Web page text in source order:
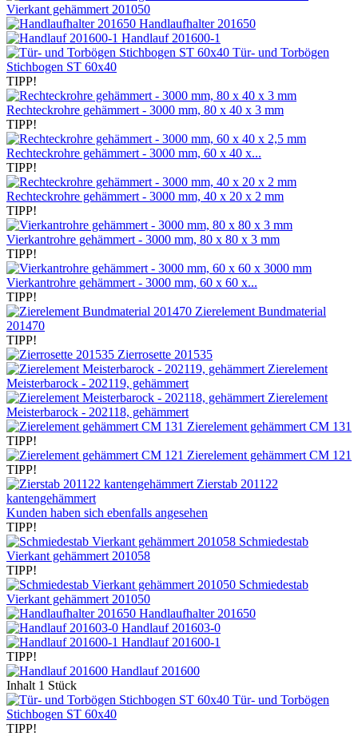
Vierkant gehämmert 201050
Handlaufhalter 201650
Handlauf 201600-1
Tür- und Torbögen
Stichbogen ST 60x40
TIPP!
Rechteckrohre gehämmert - 3000 mm, 80 x 40 x 3 mm
TIPP!
Rechteckrohre gehämmert - 3000 mm, 60 x 40 x...
TIPP!
Rechteckrohre gehämmert - 3000 mm, 40 x 20 x 2 mm
TIPP!
Vierkantrohre gehämmert - 3000 mm, 80 x 80 x 3 mm
TIPP!
Vierkantrohre gehämmert - 3000 mm, 60 x 60 x...
TIPP!
Zierelement Bundmaterial
201470
TIPP!
Zierrosette 201535
Zierelement
Meisterbarock - 202119, gehämmert
Zierelement
Meisterbarock - 202118, gehämmert
Zierelement gehämmert CM 131
TIPP!
Zierelement gehämmert CM 121
TIPP!
Zierstab 201122
kantengehämmert
Kunden haben sich ebenfalls angesehen
TIPP!
Schmiedestab
Vierkant gehämmert 201058
TIPP!
Schmiedestab
Vierkant gehämmert 201050
Handlaufhalter 201650
Handlauf 201603-0
Handlauf 201600-1
TIPP!
Handlauf 201600
Inhalt 1 Stück
Tür- und Torbögen
Stichbogen ST 60x40
TIPP!